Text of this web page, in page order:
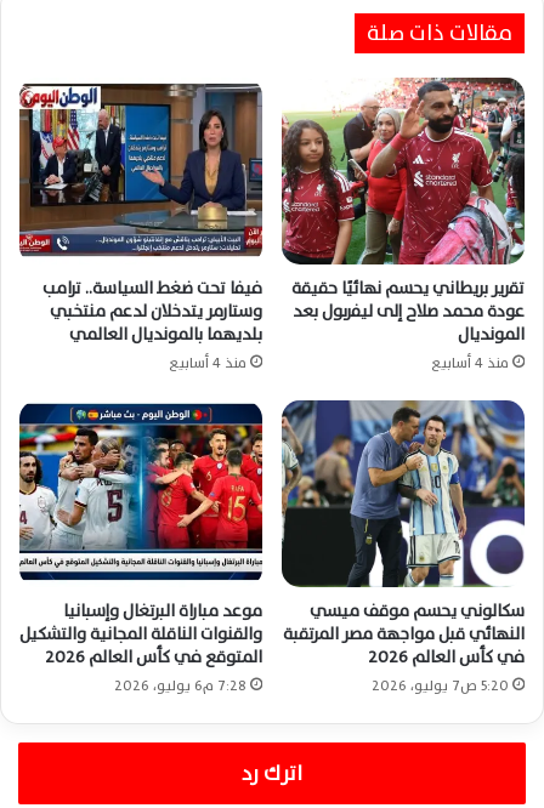
مقالات ذات صلة
تقرير بريطاني يحسم نهائيًا حقيقة
عودة محمد صلاح إلى ليفربول بعد
المونديال
منذ 4 أسابيع
فيفا تحت ضغط السياسة.. ترامب
وستارمر يتدخلان لدعم منتخبي
بلديهما بالمونديال العالمي
منذ 4 أسابيع
سكالوني يحسم موقف ميسي
النهائي قبل مواجهة مصر المرتقبة
في كأس العالم 2026
5:20 ص7 يوليو، 2026
موعد مباراة البرتغال وإسبانيا
والقنوات الناقلة المجانية والتشكيل
المتوقع في كأس العالم 2026
7:28 م6 يوليو، 2026
اترك رد